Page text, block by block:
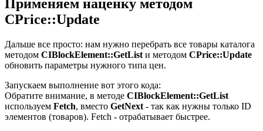
Применяем наценку методом
CPrice::Update
Дальше все просто: нам нужно перебрать все товары каталога
методом CIBlockElement::GetList и методом CPrice::Update
обновить параметры нужного типа цен.
Запускаем выполнение вот этого кода:
Обратите внимание, в методе CIBlockElement::GetList
используем Fetch, вместо GetNext - так как нужны только ID
элементов (товаров). Fetch - отрабатывает быстрее.